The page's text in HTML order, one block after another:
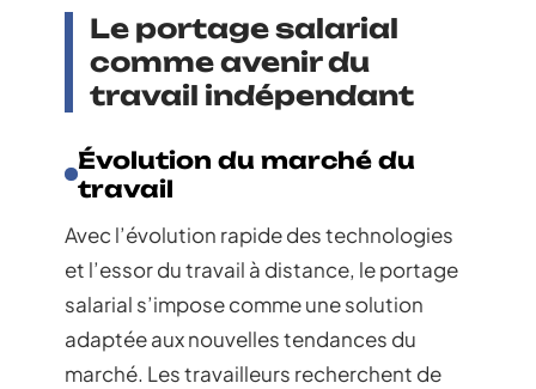
Le portage salarial
comme avenir du
travail indépendant
Évolution du marché du
travail
Avec l’évolution rapide des technologies
et l’essor du travail à distance, le portage
salarial s’impose comme une solution
adaptée aux nouvelles tendances du
marché. Les travailleurs recherchent de